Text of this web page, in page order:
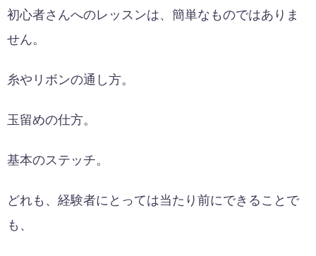
初心者さんへのレッスンは、簡単なものではありま
せん。
糸やリボンの通し方。
玉留めの仕方。
基本のステッチ。
どれも、経験者にとっては当たり前にできることで
も、